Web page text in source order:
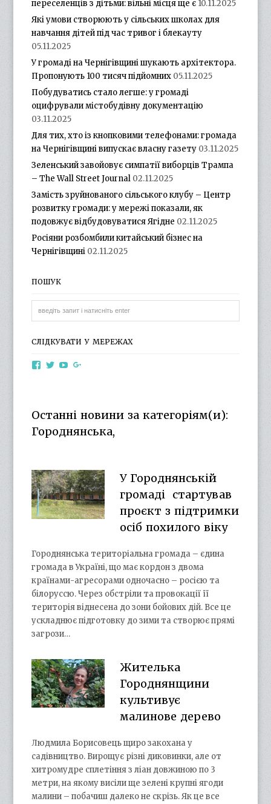
переселенців з дітьми: вільні місця ще є 10.11.2025
Які умови створюють у сільських школах для
навчання дітей під час тривог і блекауту
05.11.2025
У громаді на Чернігівщині шукають архітектора.
Пропонують 100 тисяч підйомних 05.11.2025
Побудуватись стало легше: у громаді
оцифрували містобудівну документацію
03.11.2025
Для тих, хто із кнопковими телефонами: громада
на Чернігівщині випускає власну газету 03.11.2025
Зеленський завойовує симпатії виборців Трампа
– The Wall Street Journal 02.11.2025
Замість зруйнованого сільського клубу – Центр
розвитку громади: у мережі показали, як
подовжує відбудовуватися Ягідне 02.11.2025
Росіяни розбомбили китайський бізнес на
Чернігівщині 02.11.2025
ПОШУК
СЛІДКУВАТИ У МЕРЕЖАХ
ViewViewView
YouTube
Останні новини за категоріям(и):
Городнянська,
У Городнянській
громаді стартував
проєкт з підтримки
осіб похилого віку
Городнянська територіальна громада – єдина
громада в Україні, що має кордон з двома
країнами-агресорами одночасно – росією та
білоруссю. Через обстріли та провокації її
територія віднесена до зони бойових дій. Все це
ускладнює підготовку до зими та створює прямі
загрози…
Жителька
Городнянщини
культивує
малинове дерево
Людмила Борисовець щиро закохана у
садівництво. Вирощує різні диковинки, але от
хитромудре сплетіння з ліан довжиною по 3
метри, на якому висіли ще зелені крупні ягоди
малини – побачиш далеко не скрізь. Як це все